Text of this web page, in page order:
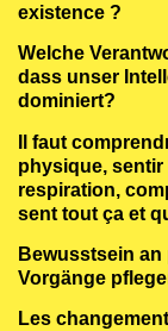
existence ?
Welche
dass unser
dominiert?
Il faut
physique,
respiration,
sent tout ça et
Bewusstsein
Vorgänge
Les